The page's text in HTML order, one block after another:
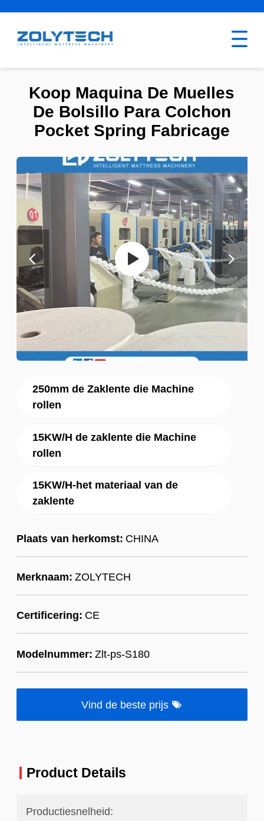
250mm de Zaklente die Machine
rollen
15KW/H de zaklente die Machine
rollen
15KW/H-het materiaal van de
zaklente
Plaats van herkomst: CHINA
Merknaam: ZOLYTECH
Certificering: CE
Modelnummer: Zlt-ps-S180
Vind de beste prijs
Koop Maquina De Muelles
De Bolsillo Para Colchon
Pocket Spring Fabricage
Product Details
Productiesnelheid: